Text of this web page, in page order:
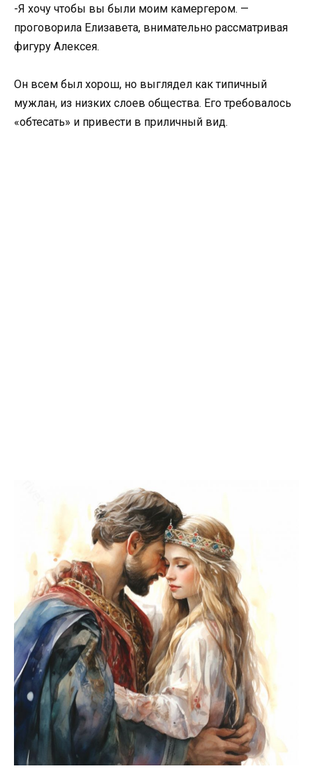
-Я хочу чтобы вы были моим камергером. —
проговорила Елизавета, внимательно рассматривая
фигуру Алексея.
Он всем был хорош, но выглядел как типичный
мужлан, из низких слоев общества. Его требовалось
«обтесать» и привести в приличный вид.